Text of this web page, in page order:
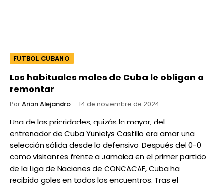
FUTBOL CUBANO
Los habituales males de Cuba le obligan a
remontar
PorArian Alejandro 14 de noviembre de 2024
Una de las prioridades, quizás la mayor, del
entrenador de Cuba Yunielys Castillo era amar una
selección sólida desde lo defensivo. Después del 0-0
como visitantes frente a Jamaica en el primer partido
de la Liga de Naciones de CONCACAF, Cuba ha
recibido goles en todos los encuentros. Tras el